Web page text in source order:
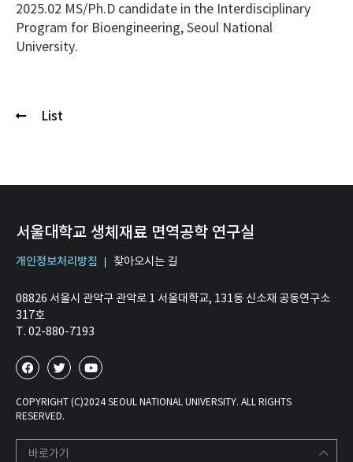
2025.02 MS/Ph.D candidate in the Interdisciplinary
Program for Bioengineering, Seoul National
University.
List
서울대학교 생체재료 면역공학 연구실
개인정보처리방침 찾아오시는 길
08826 서울시 관악구 관악로 1 서울대학교, 131동 신소재 공동연구소
317호
T. 02-880-7193
COPYRIGHT (C)2024 SEOUL NATIONAL UNIVERSITY. ALL RIGHTS
RESERVED.
바로가기